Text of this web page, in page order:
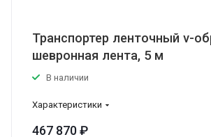
Транспортер ленточный v-
шевронная лента, 5 м
В наличии
Характеристики
467 870 ₽